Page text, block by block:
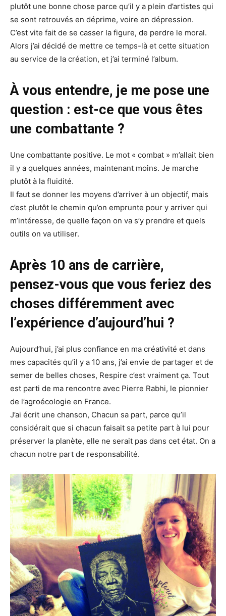
plutôt une bonne chose parce qu’il y a plein d’artistes qui
se sont retrouvés en déprime, voire en dépression.
C’est vite fait de se casser la figure, de perdre le moral.
Alors j’ai décidé de mettre ce temps-là et cette situation
au service de la création, et j’ai terminé l’album.
À vous entendre, je me pose une
question : est-ce que vous êtes
une combattante ?
Une combattante positive. Le mot « combat » m’allait bien
il y a quelques années, maintenant moins. Je marche
plutôt à la fluidité.
Il faut se donner les moyens d’arriver à un objectif, mais
c’est plutôt le chemin qu’on emprunte pour y arriver qui
m’intéresse, de quelle façon on va s’y prendre et quels
outils on va utiliser.
Après 10 ans de carrière,
pensez-vous que vous feriez des
choses différemment avec
l’expérience d’aujourd’hui ?
Aujourd’hui, j’ai plus confiance en ma créativité et dans
mes capacités qu’il y a 10 ans, j’ai envie de partager et de
semer de belles choses, Respire c’est vraiment ça. Tout
est parti de ma rencontre avec Pierre Rabhi, le pionnier
de l’agroécologie en France.
J’ai écrit une chanson, Chacun sa part, parce qu’il
considérait que si chacun faisait sa petite part à lui pour
préserver la planète, elle ne serait pas dans cet état. On a
chacun notre part de responsabilité.